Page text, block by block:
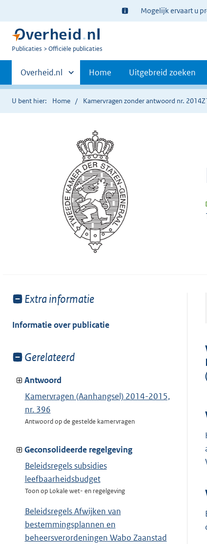
Ter
informatie:
Mogelijk ervaart u
U
Publicaties Officiële publicaties
Primaire
navigatie
Andere
sites
binnen
Overheid.nl Home Uitgebreid zoeken
U bent hier: Home Kamervragen zonder antwoord nr.
Toon
van:
Extra informatie
Informatie over publicatie
Toon
van:
Gerelateerd
Antwoord
Kamervragen (Aanhangsel) 2014-2015,
nr. 396
Antwoord op de gestelde kamervragen
Geconsolideerde regelgeving
Beleidsregels subsidies
leefbaarheidsbudget
Toon op Lokale wet- en regelgeving
Beleidsregels Afwijken van
bestemmingsplannen en
beheersverordeningen Wabo Zaanstad